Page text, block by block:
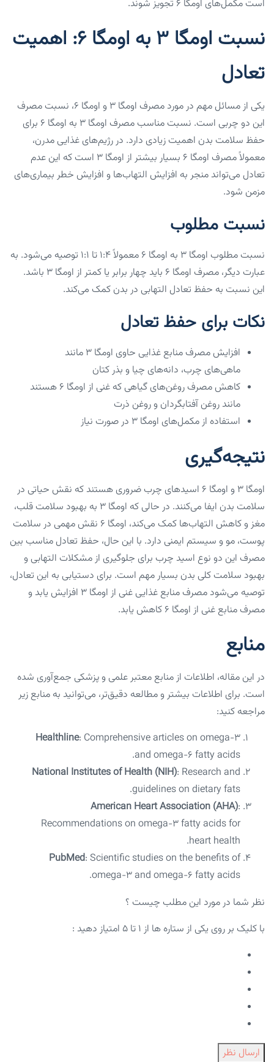
است مکمل‌های اومگا ۶ تجویز شوند.
نسبت اومگا ۳ به اومگا ۶: اهمیت
تعادل
یکی از مسائل مهم در مورد مصرف اومگا ۳ و اومگا ۶، نسبت مصرف
این دو چربی است. نسبت مناسب مصرف اومگا ۳ به اومگا ۶ برای
حفظ سلامت بدن اهمیت زیادی دارد. در رژیم‌های غذایی مدرن،
معمولاً مصرف اومگا ۶ بسیار بیشتر از اومگا ۳ است که این عدم
تعادل می‌تواند منجر به افزایش التهاب‌ها و افزایش خطر بیماری‌های
مزمن شود.
نسبت مطلوب
نسبت مطلوب اومگا ۳ به اومگا ۶ معمولاً ۱:۴ تا ۱:۱ توصیه می‌شود. به
عبارت دیگر، مصرف اومگا ۶ باید چهار برابر یا کمتر از اومگا ۳ باشد.
این نسبت به حفظ تعادل التهابی در بدن کمک می‌کند.
نکات برای حفظ تعادل
افزایش مصرف منابع غذایی حاوی اومگا ۳ مانند
ماهی‌های چرب، دانه‌های چیا و بذر کتان
کاهش مصرف روغن‌های گیاهی که غنی از اومگا ۶ هستند
مانند روغن آفتابگردان و روغن ذرت
استفاده از مکمل‌های اومگا ۳ در صورت نیاز
نتیجه‌گیری
اومگا ۳ و اومگا ۶ اسیدهای چرب ضروری هستند که نقش حیاتی در
سلامت بدن ایفا می‌کنند. در حالی که اومگا ۳ به بهبود سلامت قلب،
مغز و کاهش التهاب‌ها کمک می‌کند، اومگا ۶ نقش مهمی در سلامت
پوست، مو و سیستم ایمنی دارد. با این حال، حفظ تعادل مناسب بین
مصرف این دو نوع اسید چرب برای جلوگیری از مشکلات التهابی و
بهبود سلامت کلی بدن بسیار مهم است. برای دستیابی به این تعادل،
توصیه می‌شود مصرف منابع غذایی غنی از اومگا ۳ افزایش یابد و
مصرف منابع غنی از اومگا ۶ کاهش یابد.
منابع
در این مقاله، اطلاعات از منابع معتبر علمی و پزشکی جمع‌آوری شده
است. برای اطلاعات بیشتر و مطالعه دقیق‌تر، می‌توانید به منابع زیر
مراجعه کنید:
Healthline: Comprehensive articles on omega-3
and omega-6 fatty acids.
National Institutes of Health (NIH): Research and
guidelines on dietary fats.
American Heart Association (AHA):
Recommendations on omega-3 fatty acids for
heart health.
PubMed: Scientific studies on the benefits of
omega-3 and omega-6 fatty acids.
نظر شما در مورد این مطلب چیست ؟
با کلیک بر روی یکی از ستاره ها از ۱ تا ۵ امتیاز دهید :
ارسال نظر